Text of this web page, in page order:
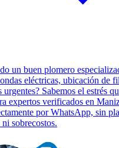
un buen plomero
eléctricas, ubicación de
urgentes? Sabemos el estrés
expertos verificados en
por WhatsApp, sin
sobrecostos.